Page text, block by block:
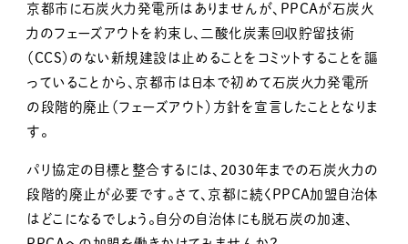
京都市に石炭火力発電所はありませんが、PPCAが石炭火
力のフェーズアウトを約束し、二酸化炭素回収貯留技術
（CCS）のない新規建設は止めることをコミットすることを謳
っていることから、京都市は日本で初めて石炭火力発電所
の段階的廃止（フェーズアウト）方針を宣言したこととなりま
す。
パリ協定の目標と整合するには、2030年までの石炭火力の
段階的廃止が必要です。さて、京都に続くPPCA加盟自治体
はどこになるでしょう。自分の自治体にも脱石炭の加速、